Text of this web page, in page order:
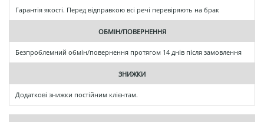
Гарантія якості. Перед відправкою всі речі перевіряють на брак
ОБМІН/ПОВЕРНЕННЯ
Безпроблемний обмін/повернення протягом 14 днів після замовлення
ЗНИЖКИ
Додаткові знижки постійним клієнтам.